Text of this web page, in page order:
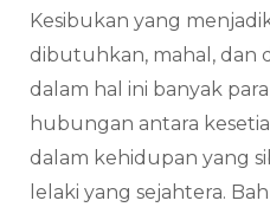
Kesibukan yang
dibutuhkan, mahal, dan
dalam hal ini banyak
hubungan antara
dalam kehidupan yang
lelaki yang sejahtera.